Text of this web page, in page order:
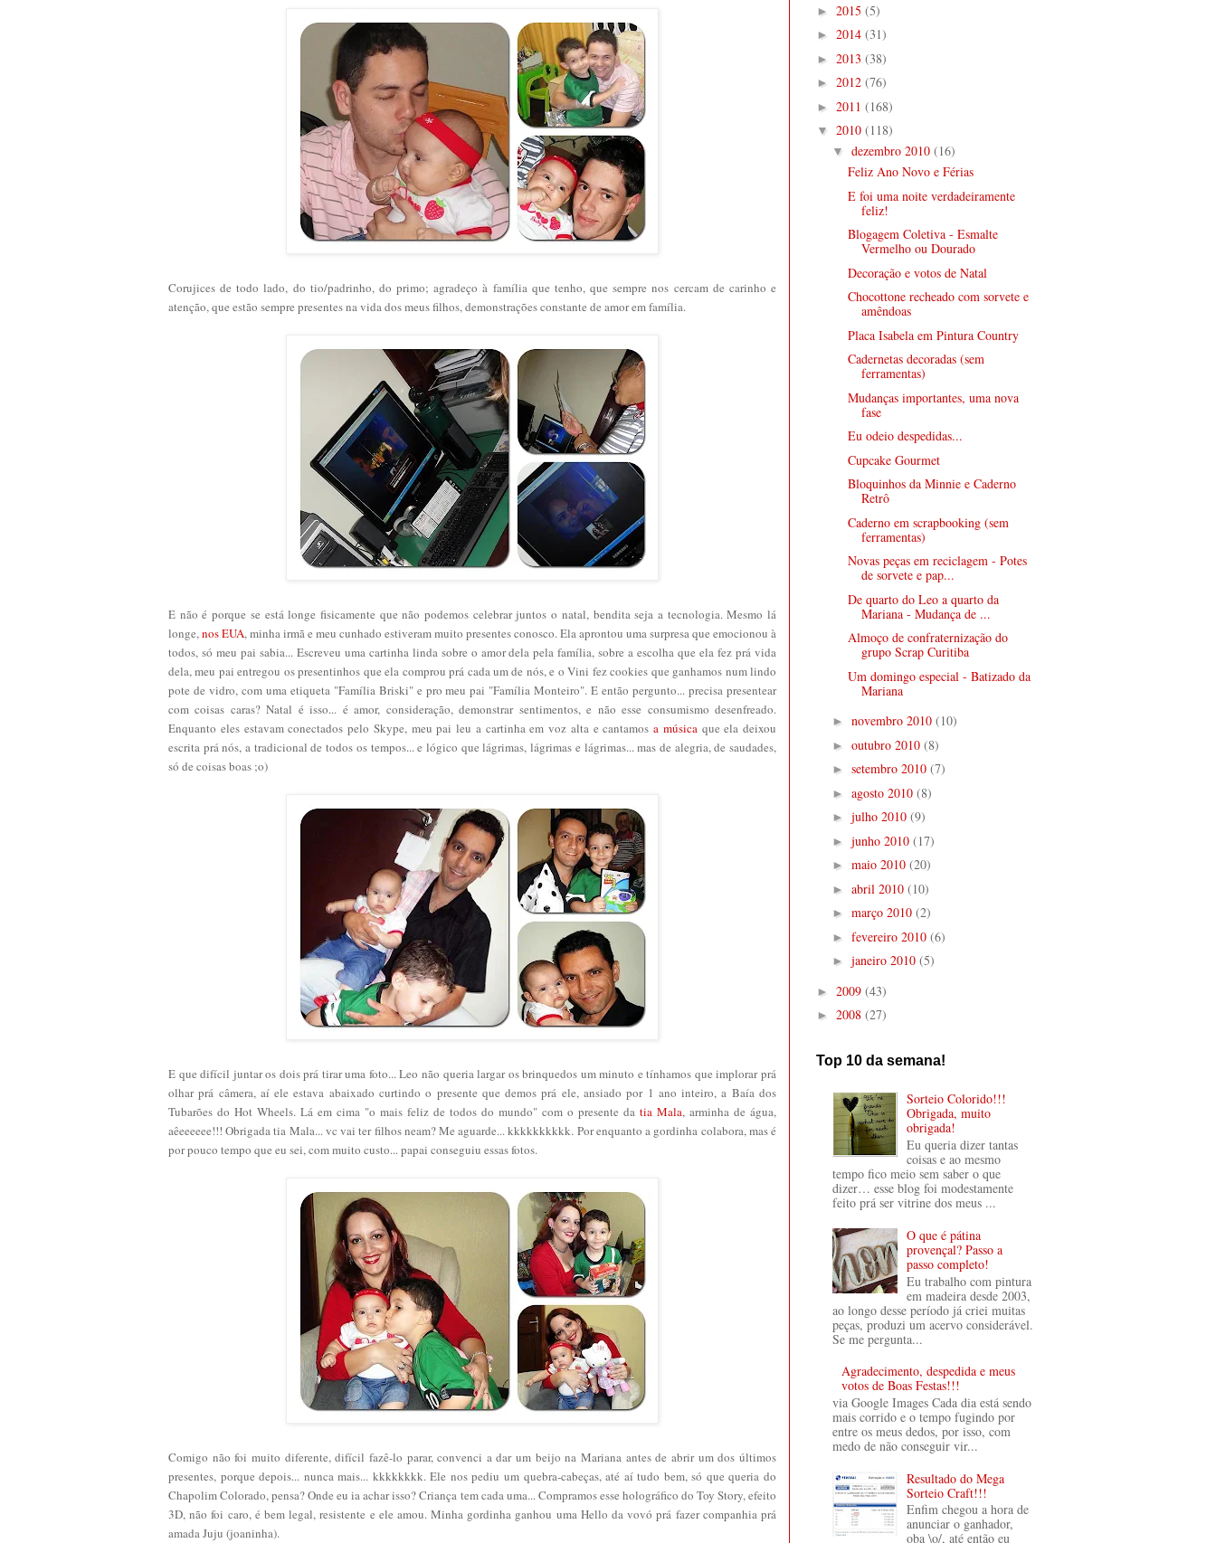
Corujices de todo lado, do tio/padrinho, do primo; agradeço à família que tenho, que sempre nos cercam de carinho e
atenção, que estão sempre presentes na vida dos meus filhos, demonstrações constante de amor em família.
E não é porque se está longe fisicamente que não podemos celebrar juntos o natal, bendita seja a tecnologia. Mesmo lá
longe,nos EUA, minha irmã e meu cunhado estiveram muito presentes conosco. Ela aprontou uma surpresa que emocionou à
todos, só meu pai sabia... Escreveu uma cartinha linda sobre o amor dela pela família, sobre a escolha que ela fez prá vida
dela, meu pai entregou os presentinhos que ela comprou prá cada um de nós, e o Vini fez cookies que ganhamos num lindo
pote de vidro, com uma etiqueta "Família Briski" e pro meu pai "Família Monteiro". E então pergunto... precisa presentear
com coisas caras? Natal é isso... é amor, consideração, demonstrar sentimentos, e não esse consumismo desenfreado.
Enquanto eles estavam conectados pelo Skype, meu pai leu a cartinha em voz alta e cantamos a músicaque ela deixou
escrita prá nós, a tradicional de todos os tempos... e lógico que lágrimas, lágrimas e lágrimas... mas de alegria, de saudades,
só de coisas boas ;o)
E que difícil juntar os dois prá tirar uma foto... Leo não queria largar os brinquedos um minuto e tínhamos que implorar prá
olhar prá câmera, aí ele estava abaixado curtindo o presente que demos prá ele, ansiado por 1 ano inteiro, a Baía dos
Tubarões do Hot Wheels. Lá em cima "o mais feliz de todos do mundo" com o presente da tia Mala, arminha de água,
aêeeeeee!!! Obrigada tia Mala... vc vai ter filhos neam? Me aguarde... kkkkkkkkkk. Por enquanto a gordinha colabora, mas é
por pouco tempo que eu sei, com muito custo... papai conseguiu essas fotos.
Comigo não foi muito diferente, difícil fazê-lo parar, convenci a dar um beijo na Mariana antes de abrir um dos últimos
presentes, porque depois... nunca mais... kkkkkkkk. Ele nos pediu um quebra-cabeças, até aí tudo bem, só que queria do
Chapolim Colorado, pensa? Onde eu ia achar isso? Criança tem cada uma... Compramos esse holográfico do Toy Story, efeito
3D, não foi caro, é bem legal, resistente e ele amou. Minha gordinha ganhou uma Hello da vovó prá fazer companhia prá
amada Juju (joaninha).
► 2015 (5)
► 2014 (31)
► 2013 (38)
► 2012 (76)
► 2011 (168)
▼ 2010 (118)
▼ dezembro 2010 (16)
Feliz Ano Novo e Férias
E foi uma noite verdadeiramente
feliz!
Blogagem Coletiva - Esmalte
Vermelho ou Dourado
Decoração e votos de Natal
Chocottone recheado com sorvete e
amêndoas
Placa Isabela em Pintura Country
Cadernetas decoradas (sem
ferramentas)
Mudanças importantes, uma nova
fase
Eu odeio despedidas...
Cupcake Gourmet
Bloquinhos da Minnie e Caderno
Retrô
Caderno em scrapbooking (sem
ferramentas)
Novas peças em reciclagem - Potes
de sorvete e pap...
De quarto do Leo a quarto da
Mariana - Mudança de ...
Almoço de confraternização do
grupo Scrap Curitiba
Um domingo especial - Batizado da
Mariana
► novembro 2010 (10)
► outubro 2010 (8)
► setembro 2010 (7)
► agosto 2010 (8)
► julho 2010 (9)
► junho 2010 (17)
► maio 2010 (20)
► abril 2010 (10)
► março 2010 (2)
► fevereiro 2010 (6)
► janeiro 2010 (5)
► 2009 (43)
► 2008 (27)
Top 10 da semana!
Sorteio Colorido!!!
Obrigada, muito
obrigada!
Eu queria dizer tantas
coisas e ao mesmo
tempo fico meio sem saber o que
dizer… esse blog foi modestamente
feito prá ser vitrine dos meus ...
O que é pátina
provençal? Passo a
passo completo!
Eu trabalho com pintura
em madeira desde 2003,
ao longo desse período já criei muitas
peças, produzi um acervo considerável.
Se me pergunta...
Agradecimento, despedida e meus
votos de Boas Festas!!!
via Google Images Cada dia está sendo
mais corrido e o tempo fugindo por
entre os meus dedos, por isso, com
medo de não conseguir vir...
Resultado do Mega
Sorteio Craft!!!
Enfim chegou a hora de
anunciar o ganhador,
oba \o/, até então eu